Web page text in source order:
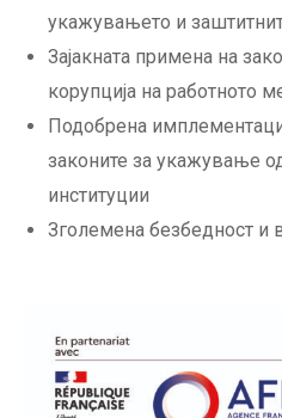
укажувањето и
Зајакната примена на
корупција на работното
Подобрена
законите за укажување
институции
Зголемена безбедност и